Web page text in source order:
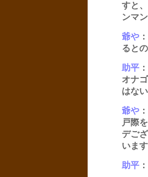
すと
ンマ
爺や
ると
助平
オナ
はない
爺や
戸際
デご
います
助平